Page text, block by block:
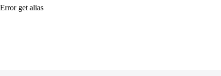
Error get alias